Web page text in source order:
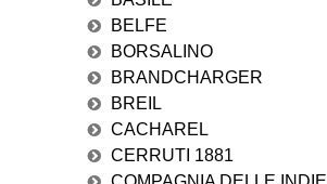
BELFE
BORSALINO
BRANDCHARGER
BREIL
CACHAREL
CERRUTI 1881